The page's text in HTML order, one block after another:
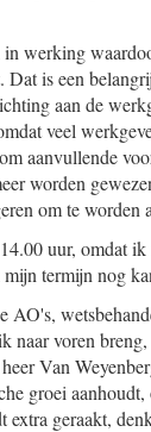
werking
is een
aan de
veel
aanvullende
worden
om te worden
uur, omdat
termijn nog
naar voren
Van
groei
geraakt,